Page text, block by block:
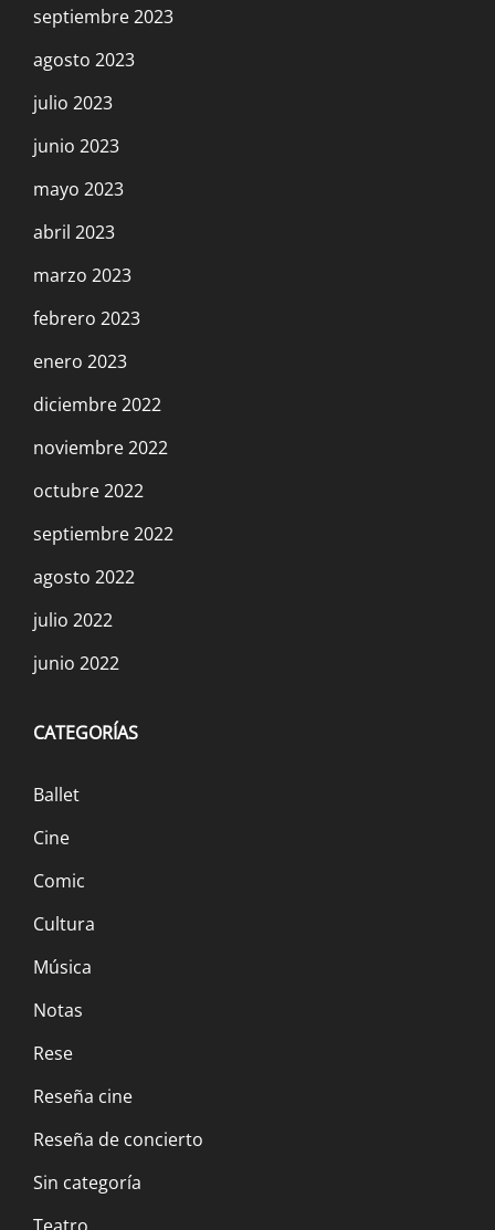
septiembre 2023
agosto 2023
julio 2023
junio 2023
mayo 2023
abril 2023
marzo 2023
febrero 2023
enero 2023
diciembre 2022
noviembre 2022
octubre 2022
septiembre 2022
agosto 2022
julio 2022
junio 2022
CATEGORÍAS
Ballet
Cine
Comic
Cultura
Música
Notas
Rese
Reseña cine
Reseña de concierto
Sin categoría